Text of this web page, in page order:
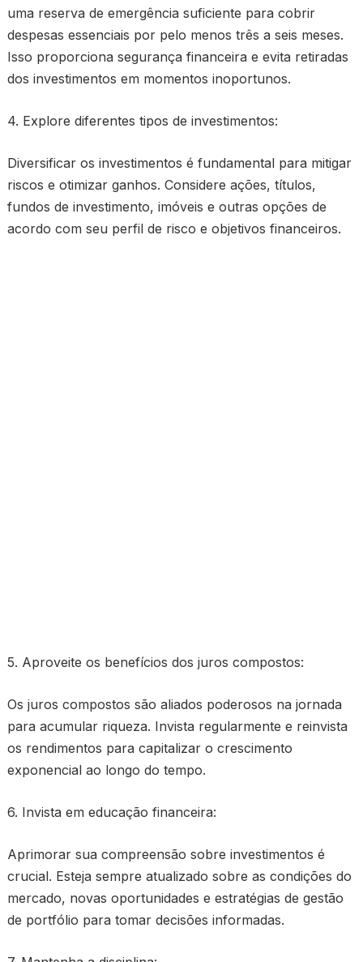
uma reserva de emergência suficiente para cobrir
despesas essenciais por pelo menos três a seis meses.
Isso proporciona segurança financeira e evita retiradas
dos investimentos em momentos inoportunos.
4. Explore diferentes tipos de investimentos:
Diversificar os investimentos é fundamental para mitigar
riscos e otimizar ganhos. Considere ações, títulos,
fundos de investimento, imóveis e outras opções de
acordo com seu perfil de risco e objetivos financeiros.
5. Aproveite os benefícios dos juros compostos:
Os juros compostos são aliados poderosos na jornada
para acumular riqueza. Invista regularmente e reinvista
os rendimentos para capitalizar o crescimento
exponencial ao longo do tempo.
6. Invista em educação financeira:
Aprimorar sua compreensão sobre investimentos é
crucial. Esteja sempre atualizado sobre as condições do
mercado, novas oportunidades e estratégias de gestão
de portfólio para tomar decisões informadas.